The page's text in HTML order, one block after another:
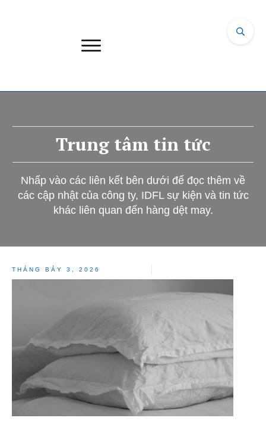
Trung tâm tin tức
Nhấp vào các liên kết bên dưới để đọc thêm về
các cập nhật của công ty, IDFL sự kiện và tin tức
khác liên quan đến hàng dệt may.
THÁNG BẢY 3, 2026